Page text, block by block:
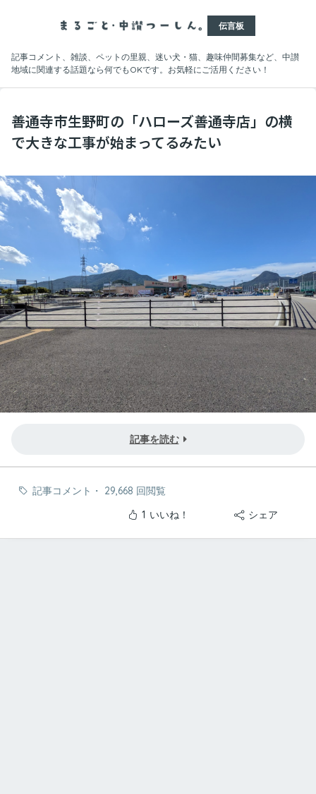
伝言板
記事コメント、雑談、ペットの里親、迷い犬・猫、趣味仲間募集など、中讃
地域に関連する話題なら何でもOKです。お気軽にご活用ください！
善通寺市生野町の「ハローズ善通寺店」の横
で大きな工事が始まってるみたい
記事を読む
記事コメント ・ 29,668 回閲覧
シェア
1 いいね！